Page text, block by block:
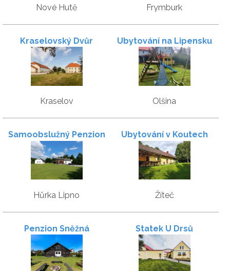
Nové Hutě Frymburk
Kraselovský Dvůr
Kraselov
Ubytování na Lipensku
Olšina
Samoobslužný Penzion
Stříbrný vítr
Hůrka Lipno
Ubytování v Koutech
Žíteč
Penzion Sněžná Statek U Drsů